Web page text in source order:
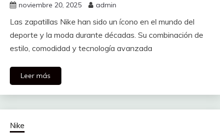
noviembre 20, 2025 admin
Las zapatillas Nike han sido un ícono en el mundo del
deporte y la moda durante décadas. Su combinación de
estilo, comodidad y tecnología avanzada
Leer más
Nike